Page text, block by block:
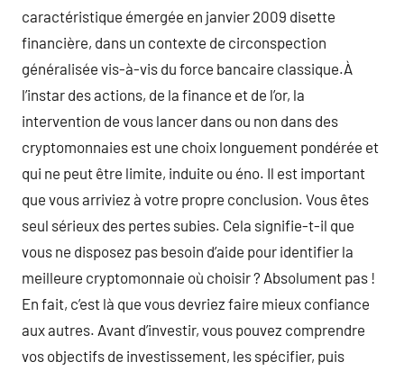
caractéristique émergée en janvier 2009 disette
financière, dans un contexte de circonspection
généralisée vis-à-vis du force bancaire classique.À
l’instar des actions, de la finance et de l’or, la
intervention de vous lancer dans ou non dans des
cryptomonnaies est une choix longuement pondérée et
qui ne peut être limite, induite ou éno. Il est important
que vous arriviez à votre propre conclusion. Vous êtes
seul sérieux des pertes subies. Cela signifie-t-il que
vous ne disposez pas besoin d’aide pour identifier la
meilleure cryptomonnaie où choisir ? Absolument pas !
En fait, c’est là que vous devriez faire mieux confiance
aux autres. Avant d’investir, vous pouvez comprendre
vos objectifs de investissement, les spécifier, puis